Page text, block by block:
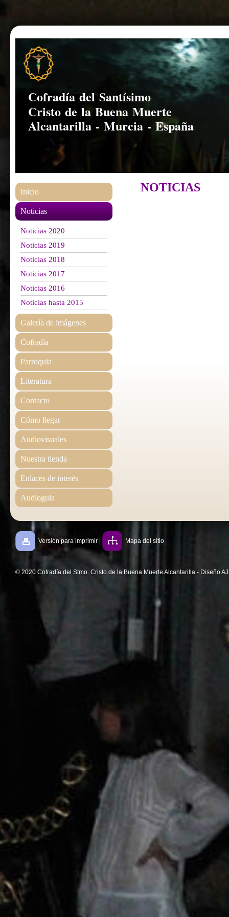
Cofradía del Santísimo
Cristo de la Buena Muerte
Alcantarilla - Murcia - España
Inicio
Noticias
Noticias 2020
Noticias 2019
Noticias 2018
Noticias 2017
Noticias 2016
Noticias hasta 2015
Galería de imágenes
Cofradía
Parroquia
Literatura
Contacto
Cómo llegar
Audiovisuales
Nuestra tienda
Enlaces de interés
Audioguia
NOTICIAS
Versión para imprimir Mapa del sitio
© 2020 Cofradía del Stmo. Cristo de la Buena Muerte Alcantarilla - Diseño